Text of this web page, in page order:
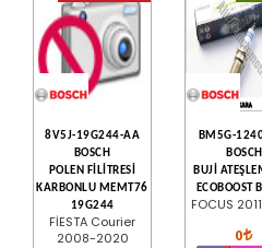
8V5J-19G244-AA
BOSCH
POLEN FİLİTRESİ
KARBONLU MEMT76
19G244
FİESTA Courier
2008-2020
BM5G-
BOSCH
BUJİ
ECOBOOST
FOCUS
0